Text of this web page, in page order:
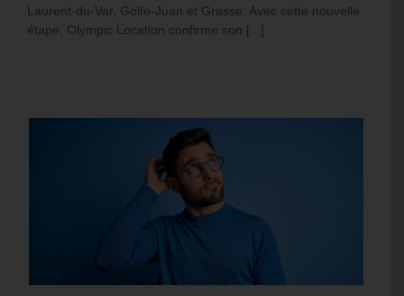
Laurent-du-Var, Golfe-Juan et Grasse. Avec cette nouvelle
étape, Olympic Location confirme son [...]